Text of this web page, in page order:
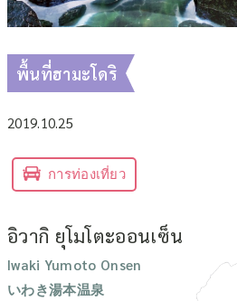
พื้นที่ฮามะโดริ
2019.10.25
การท่องเที่ยว
อิวากิ ยุโมโตะออนเซ็น
Iwaki Yumoto Onsen
いわき湯本温泉